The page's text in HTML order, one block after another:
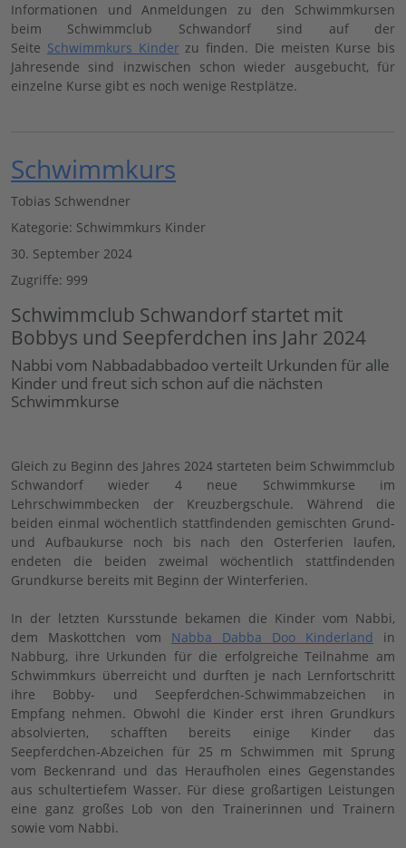
Informationen und Anmeldungen zu den Schwimmkursen
beim Schwimmclub Schwandorf sind auf der
Seite Schwimmkurs Kinderzu finden. Die meisten Kurse bis
Jahresende sind inzwischen schon wieder ausgebucht, für
einzelne Kurse gibt es noch wenige Restplätze.
Schwimmkurs
Tobias Schwendner
Kategorie: Schwimmkurs Kinder
30. September 2024
Zugriffe: 999
Schwimmclub Schwandorf startet mit
Bobbys und Seepferdchen ins Jahr 2024
Nabbi vom Nabbadabbadoo verteilt Urkunden für alle
Kinder und freut sich schon auf die nächsten
Schwimmkurse
Gleich zu Beginn des Jahres 2024 starteten beim Schwimmclub
Schwandorf wieder 4 neue Schwimmkurse im
Lehrschwimmbecken der Kreuzbergschule. Während die
beiden einmal wöchentlich stattfindenden gemischten Grund-
und Aufbaukurse noch bis nach den Osterferien laufen,
endeten die beiden zweimal wöchentlich stattfindenden
Grundkurse bereits mit Beginn der Winterferien.
In der letzten Kursstunde bekamen die Kinder vom Nabbi,
dem Maskottchen vom Nabba Dabba Doo Kinderland in
Nabburg, ihre Urkunden für die erfolgreiche Teilnahme am
Schwimmkurs überreicht und durften je nach Lernfortschritt
ihre Bobby- und Seepferdchen-Schwimmabzeichen in
Empfang nehmen. Obwohl die Kinder erst ihren Grundkurs
absolvierten, schafften bereits einige Kinder das
Seepferdchen-Abzeichen für 25 m Schwimmen mit Sprung
vom Beckenrand und das Heraufholen eines Gegenstandes
aus schultertiefem Wasser. Für diese großartigen Leistungen
eine ganz großes Lob von den Trainerinnen und Trainern
sowie vom Nabbi.